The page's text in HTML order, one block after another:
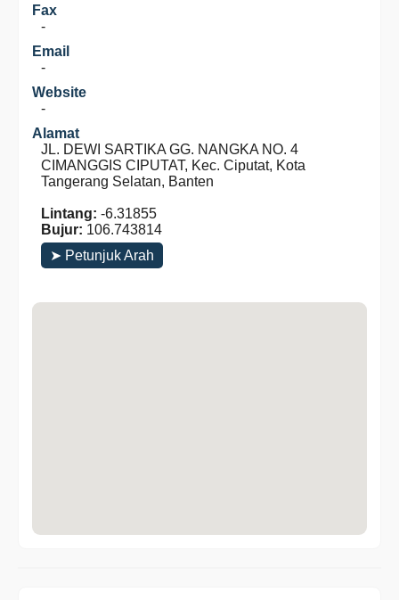
Fax
-
Email
-
Website
-
Alamat
JL. DEWI SARTIKA GG. NANGKA NO. 4
CIMANGGIS CIPUTAT, Kec. Ciputat, Kota
Tangerang Selatan, Banten
Lintang: -6.31855
Bujur: 106.743814
➤ Petunjuk Arah